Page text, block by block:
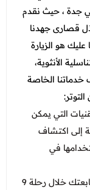
جدة ، حيث نقدم
قصارى جهدنا
هو الزيارة
الأنثوية،
الخاصة
التي يمكن
إلى اكتشاف
في
متابعة الحمل: لدينا فريق متخصص يقوم بمتابعتك خلال رحلة 9